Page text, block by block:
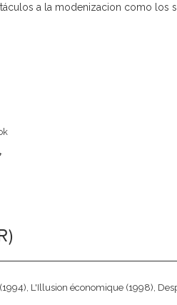
a la modenizacion como los
L'Illusion économique (1998),